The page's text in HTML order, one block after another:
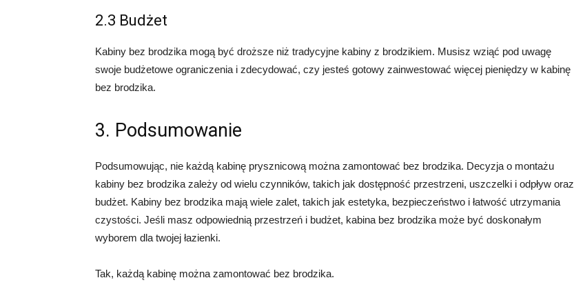
2.3 Budżet
Kabiny bez brodzika mogą być droższe niż tradycyjne kabiny z brodzikiem. Musisz wziąć pod uwagę
swoje budżetowe ograniczenia i zdecydować, czy jesteś gotowy zainwestować więcej pieniędzy w kabinę
bez brodzika.
3. Podsumowanie
Podsumowując, nie każdą kabinę prysznicową można zamontować bez brodzika. Decyzja o montażu
kabiny bez brodzika zależy od wielu czynników, takich jak dostępność przestrzeni, uszczelki i odpływ oraz
budżet. Kabiny bez brodzika mają wiele zalet, takich jak estetyka, bezpieczeństwo i łatwość utrzymania
czystości. Jeśli masz odpowiednią przestrzeń i budżet, kabina bez brodzika może być doskonałym
wyborem dla twojej łazienki.
Tak, każdą kabinę można zamontować bez brodzika.